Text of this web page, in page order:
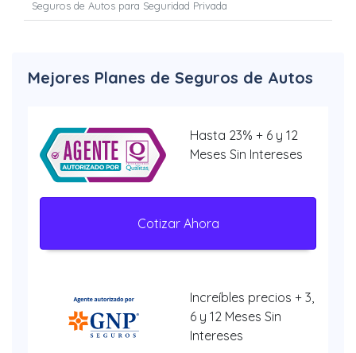
Seguros de Autos para Seguridad Privada
Mejores Planes de Seguros de Autos
Hasta 23% + 6 y 12
Meses Sin Intereses
Cotizar Ahora
Increíbles precios + 3,
6 y 12 Meses Sin
Intereses